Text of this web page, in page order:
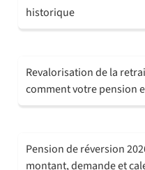
historique
Revalorisation de la
comment votre pension
Pension de réversion
montant, demande et